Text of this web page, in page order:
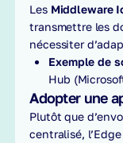
Les Middleware
transmettre les
nécessiter
Exemple de
Hub
Adopter une
Plutôt que
centralisé,